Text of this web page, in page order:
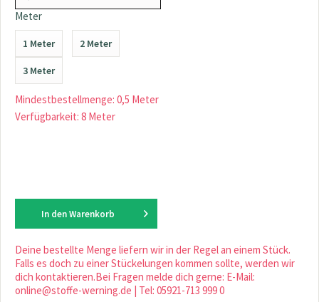
Meter
1 Meter 2 Meter
3 Meter
Mindestbestellmenge: 0,5 Meter
Verfügbarkeit: 8 Meter
In den Warenkorb
Deine bestellte Menge liefern wir in der Regel an einem Stück.
Falls es doch zu einer Stückelungen kommen sollte, werden wir
dich kontaktieren.Bei Fragen melde dich gerne: E-Mail:
online@stoffe-werning.de | Tel: 05921-713 999 0